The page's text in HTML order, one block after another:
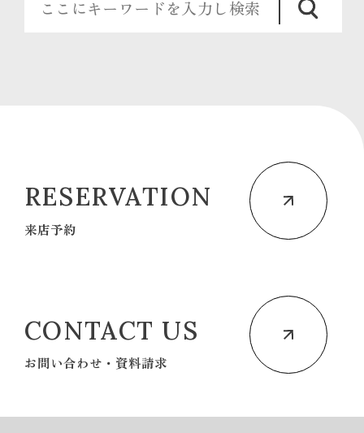
RESERVATION
来店予約
CONTACT US
お問い合わせ・資料請求